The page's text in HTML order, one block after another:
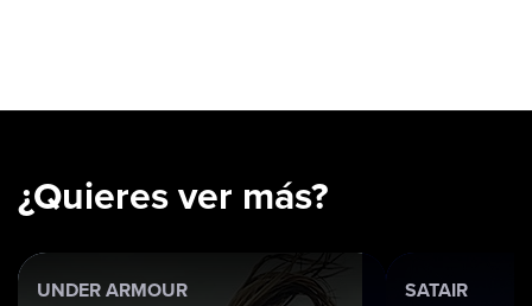
¿Quieres ver más?
UNDER ARMOUR SATAIR